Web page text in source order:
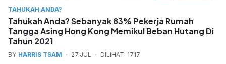
TAHUKAH ANDA?
Tahukah Anda? Sebanyak 83% Pekerja Rumah
Tangga Asing Hong Kong Memikul Beban Hutang Di
Tahun 2021
BY HARRIS TSAM 27.JUL DILIHAT: 1717